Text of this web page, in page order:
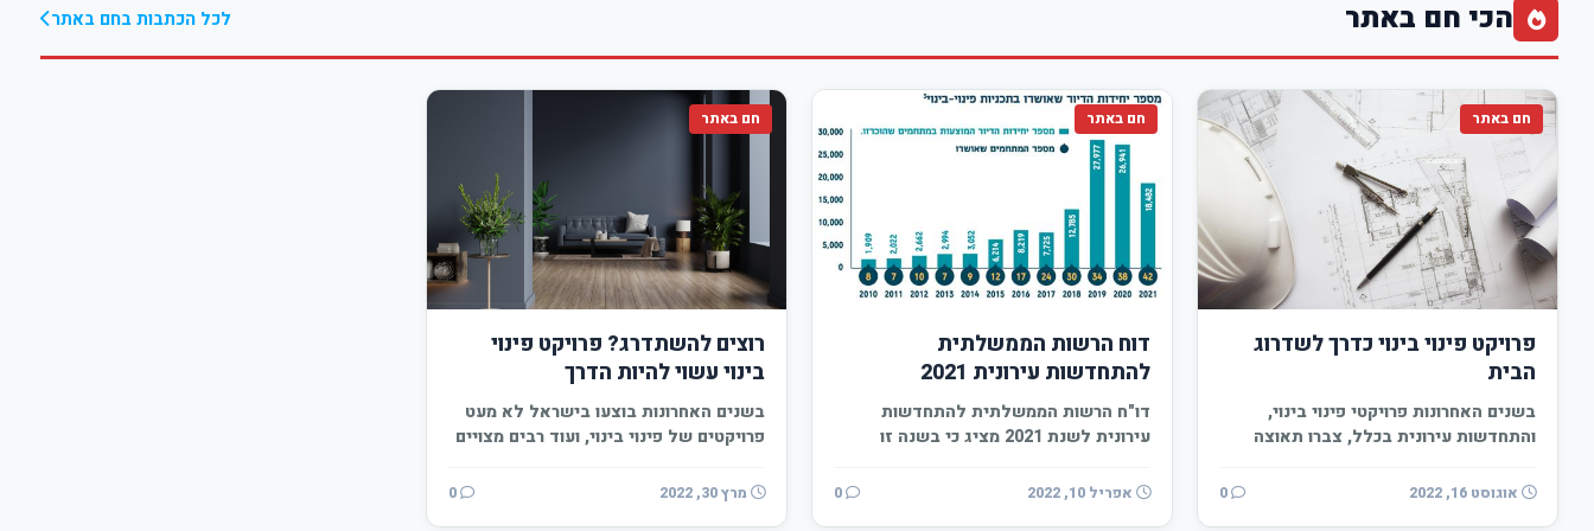
הכי חם באתר לכל הכתבות בחם באתר
חם באתר
פרויקט פינוי בינוי כדרך לשדרוג
הבית
בשנים האחרונות פרויקטי פינוי בינוי,
והתחדשות עירונית בכלל, צברו תאוצה
יזמים…
אוגוסט 16, 2022
חם באתר
דוח הרשות הממשלתית
להתחדשות עירונית 2021
דו"ח הרשות הממשלתית להתחדשות
עירונית לשנת 2021 מציג כי בשנה זו
אפריל 10, 2022
חם באתר
רוצים להשתדרג? פרויקט פינוי
בינוי עשוי להיות הדרך
בשנים האחרונות בוצעו בישראל לא מעט
פרויקטים של פינוי בינוי, ועוד רבים מצויים
מרץ 30, 2022